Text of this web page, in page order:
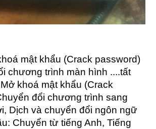
mật khẩu (Crack password)
chương trình màn hình ....tất
khoá mật khẩu (Crack
đổi chương trình sang
Dịch và chuyển đổi ngôn ngữ
Chuyển từ tiếng Anh, Tiếng